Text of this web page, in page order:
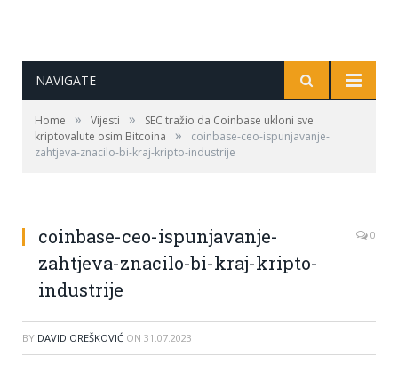
NAVIGATE
Home » Vijesti »
SEC tražio da Coinbase ukloni sve
kriptovalute osim Bitcoina
»
coinbase-ceo-ispunjavanje-
zahtjeva-znacilo-bi-kraj-kripto-industrije
coinbase-ceo-ispunjavanje-
zahtjeva-znacilo-bi-kraj-kripto-
industrije
0
BY DAVID OREŠKOVIĆ ON 31.07.2023